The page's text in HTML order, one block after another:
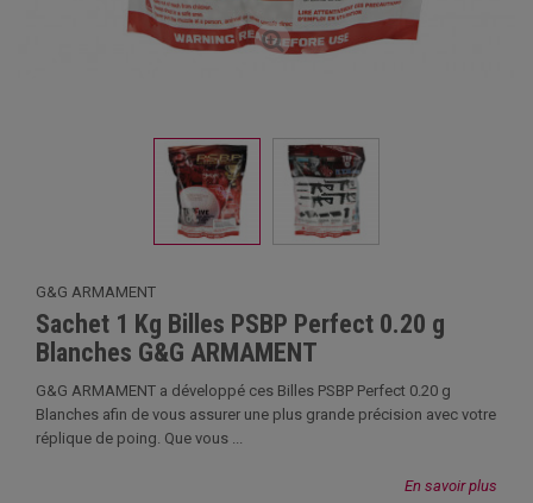
G&G ARMAMENT
Sachet 1 Kg Billes PSBP Perfect 0.20 g
Blanches G&G ARMAMENT
G&G ARMAMENT a développé ces Billes PSBP Perfect 0.20 g
Blanches afin de vous assurer une plus grande précision avec votre
réplique de poing. Que vous ...
En savoir plus